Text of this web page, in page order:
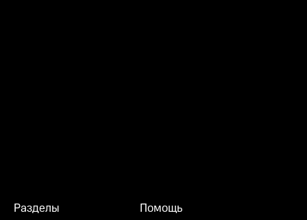
Разделы Помощь